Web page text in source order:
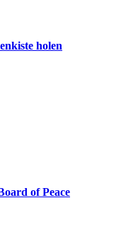
holen
of Peace